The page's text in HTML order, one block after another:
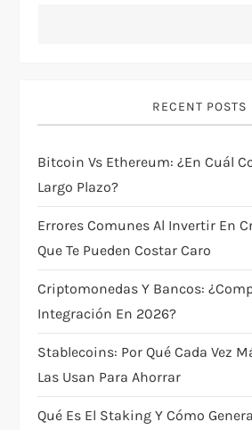
a
t
i
o
n
RECENT POSTS
Bitcoin Vs Ethereum: ¿en Cuál
Largo Plazo?
Errores Comunes Al Invertir En
Que Te Pueden Costar Caro
Criptomonedas Y Bancos:
Integración En 2026?
Stablecoins: Por Qué Cada Vez
Las Usan Para Ahorrar
Qué Es El Staking Y Cómo